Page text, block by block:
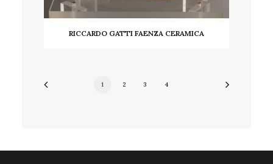
RICCARDO GATTI FAENZA CERAMICA
1 2 3 4